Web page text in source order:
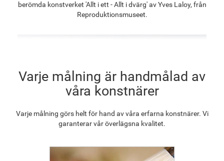
F4613-236
999.46 kr
F5130-204
1 440.95kr
F6035-220
1 186.56 kr
berömda konstverket 'Allt i ett - Allt i dvärg' av Yves Laloy, från
Reproduktionsmuseet.
Varje målning är handmålad av
våra konstnärer
Varje målning görs helt för hand av våra erfarna konstnärer. Vi
garanterar vår överlägsna kvalitet.